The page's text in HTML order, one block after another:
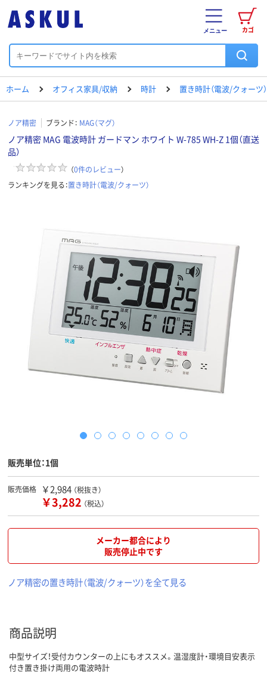
カゴ
メニュー
ホーム オフィス家具/収納 時計 置き時計（電波/クォーツ）
ノア精密 ブランド： MAG（マグ）
ノア精密 MAG 電波時計 ガードマン ホワイト W-785 WH-Z 1個（直送
品）
（0件のレビュー）
ランキングを見る：置き時計（電波/クォーツ）
販売単位：1個
販売価格 ￥2,984 （税抜き）
￥3,282 （税込）
メーカー都合により
販売停止中です
ノア精密の置き時計（電波/クォーツ）を全て見る
商品説明
中型サイズ！受付カウンターの上にもオススメ。温湿度計・環境目安表示
付き置き掛け両用の電波時計